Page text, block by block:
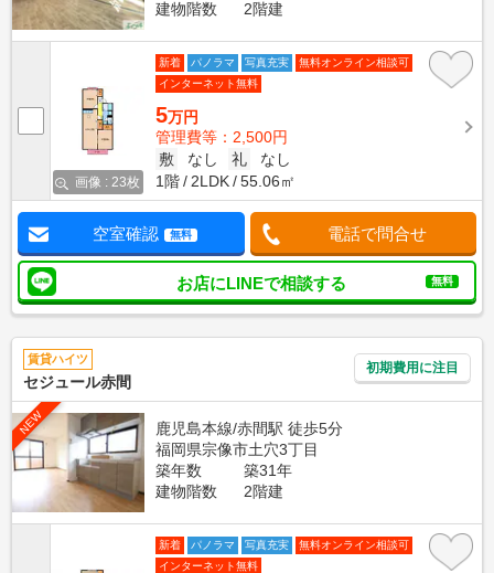
建物階数
2階建
画像 : 23枚
新着 パノラマ 写真充実
無料オンライン相談可
インターネット無料
5万円
管理費等：2,500円
敷
なし 礼
なし
1階
2LDK 55.06㎡
空室確認 無料 電話で問合せ
お店にLINEで相談する 無料
賃貸ハイツ
セジュール赤間
初期費用に注目
NEW
鹿児島本線/赤間駅 徒歩5分
福岡県宗像市土穴3丁目
築年数
築31年
建物階数
2階建
新着 パノラマ 写真充実
無料オンライン相談可
インターネット無料